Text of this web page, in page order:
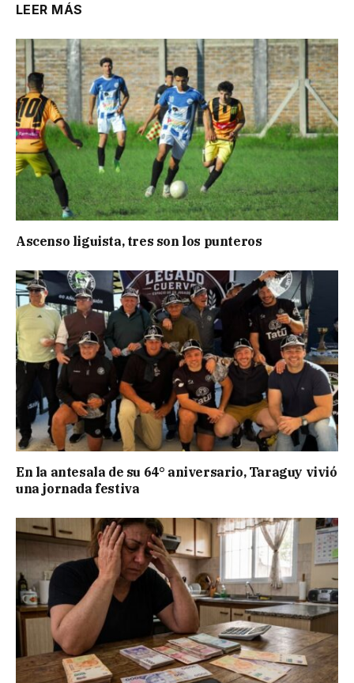
LEER MÁS
Ascenso liguista, tres son los punteros
En la antesala de su 64° aniversario, Taraguy vivió
una jornada festiva